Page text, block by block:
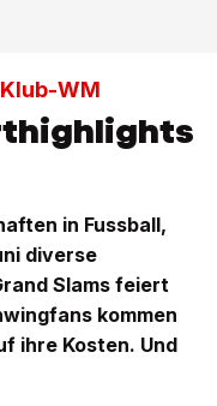
WM
in Fussball,
diverse
Slams feiert
kommen
ihre Kosten. Und